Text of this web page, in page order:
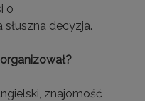
o
decyzja.
znajomość